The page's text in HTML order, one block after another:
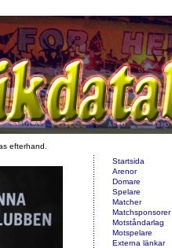
efterhand.
Startsida
Arenor
Domare
Spelare
Matcher
Matchsponsorer
Motståndarlag
Motspelare
Externa länkar